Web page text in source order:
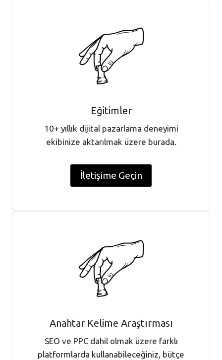
Eğitimler
10+ yıllık dijital pazarlama deneyimi
ekibinize aktarılmak üzere burada.
İletişime Geçin
Anahtar Kelime Araştırması
SEO ve PPC dahil olmak üzere farklı
platformlarda kullanabileceğiniz, bütçe